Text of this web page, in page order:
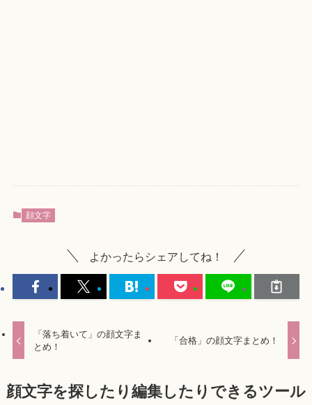
顔文字
よかったらシェアしてね！
「落ち着いて」の顔文字ま
とめ！
「合格」の顔文字まとめ！
顔文字を探したり編集したりできるツール